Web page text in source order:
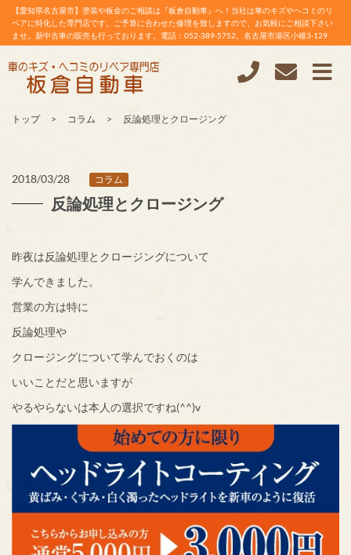
【愛知県名古屋市】塗装や板金のご相談は『板倉自動車』へ！当社は車のキズやヘコミのリ
ペアに特化した専門店です。ご予算に合わせた修理を致しますので、お気軽にご相談下さい
ませ。新中古車の販売も行っております。電話：052-389-5752。名古屋市港区小碓3-129
トップ コラム 反論処理とクロージング
2018/03/28 コラム
反論処理とクロージング
昨夜は反論処理とクロージングについて
学んできました。
営業の方は特に
反論処理や
クロージングについて学んでおくのは
いいことだと思いますが
やるやらないは本人の選択ですね(^^)v